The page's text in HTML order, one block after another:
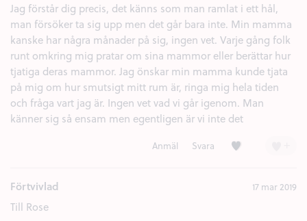
Jag förstår dig precis, det känns som man ramlat i ett hål,
man försöker ta sig upp men det går bara inte. Min mamma
kanske har några månader på sig, ingen vet. Varje gång folk
runt omkring mig pratar om sina mammor eller berättar hur
tjatiga deras mammor. Jag önskar min mamma kunde tjata
på mig om hur smutsigt mitt rum är, ringa mig hela tiden
och fråga vart jag är. Ingen vet vad vi går igenom. Man
känner sig så ensam men egentligen är vi inte det
Anmäl Svara Kärlek (2)
Förtvivlad 17 mar 2019
Till Rose